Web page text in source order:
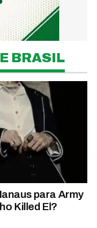
BRASIL
para Army
Killed El?